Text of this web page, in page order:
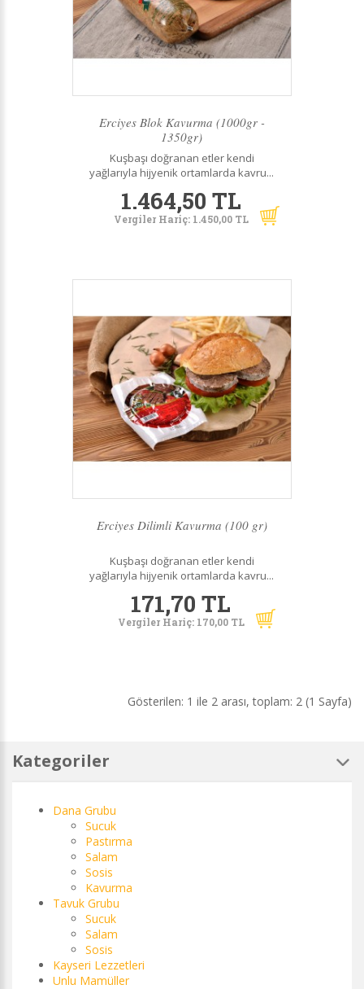
Erciyes Blok Kavurma (1000gr -
1350gr)
Kuşbaşı doğranan etler kendi
yağlarıyla hijyenik ortamlarda kavru...
1.464,50 TL
Vergiler Hariç: 1.450,00 TL
Erciyes Dilimli Kavurma (100 gr)
Kuşbaşı doğranan etler kendi
yağlarıyla hijyenik ortamlarda kavru...
171,70 TL
Vergiler Hariç: 170,00 TL
Gösterilen: 1 ile 2 arası, toplam: 2 (1 Sayfa)
Kategoriler
Dana Grubu
Sucuk
Pastırma
Salam
Sosis
Kavurma
Tavuk Grubu
Sucuk
Salam
Sosis
Kayseri Lezzetleri
Unlu Mamüller